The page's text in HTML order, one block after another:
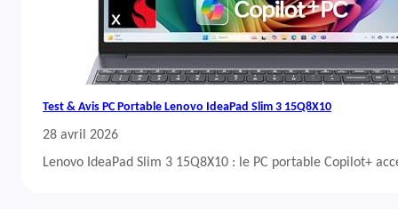
Test & Avis PC Portable Lenovo IdeaPad Slim 3 15Q8X10
28 avril 2026
Lenovo IdeaPad Slim 3 15Q8X10 : le PC portable Copilot+